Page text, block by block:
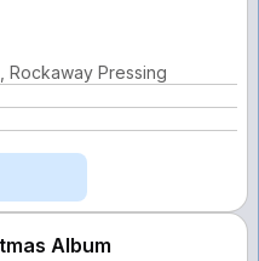
Rockaway Pressing
Album